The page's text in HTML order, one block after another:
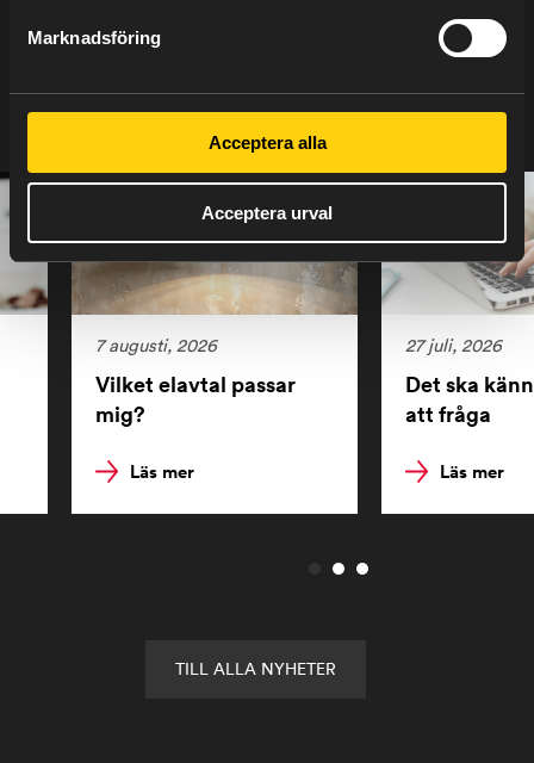
Marknadsföring
Acceptera alla
Acceptera urval
SENASTE NYTT
7 augusti, 2026
Vilket elavtal passar
mig?
Läs mer
27 juli, 2026
Det ska
att fråga
Läs mer
TILL ALLA NYHETER